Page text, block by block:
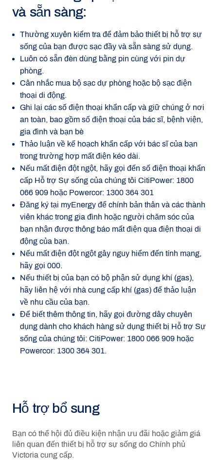
và sẵn sàng:
Thường xuyên kiểm tra để đảm bảo thiết bị hỗ trợ sự
sống của bạn được sạc đầy và sẵn sàng sử dụng.
Luôn có sẵn đèn dùng bằng pin cùng với pin dự
phòng.
Cân nhắc mua bộ sạc dự phòng hoặc bộ sạc điện
thoại di động.
Ghi lại các số điện thoại khẩn cấp và giữ chúng ở nơi
an toàn, bao gồm số điện thoại của bác sĩ, bệnh viện,
gia đình và bạn bè
Thảo luận về kế hoạch khẩn cấp với bác sĩ của bạn
trong trường hợp mất điện kéo dài.
Nếu mất điện đột ngột, hãy gọi đến số điện thoại khẩn
cấp Hỗ trợ Sự sống của chúng tôi CitiPower: 1800
066 909 hoặc Powercor: 1300 364 301
Đăng ký tại myEnergy để chính bản thân và các thành
viên khác trong gia đình hoặc người chăm sóc của
bạn nhận được thông báo mất điện qua điện thoại di
động của bạn.
Nếu mất điện đột ngột gây nguy hiểm đến tính mạng,
hãy gọi 000.
Nếu thiết bị của bạn có bộ phận sử dụng khí (gas),
hãy liên hệ với nhà cung cấp khí (gas) để thảo luận
về nhu cầu của bạn.
Để biết thêm thông tin, hãy gọi đường dây chuyên
dụng dành cho khách hàng sử dụng thiết bị Hỗ trợ Sự
sống của chúng tôi: CitiPower: 1800 066 909 hoặc
Powercor: 1300 364 301.
Hỗ trợ bổ sung
Bạn có thể hội đủ điều kiện nhận ưu đãi hoặc giảm giá
liên quan đến thiết bị hỗ trợ sự sống do Chính phủ
Victoria cung cấp.